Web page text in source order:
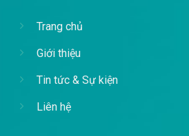
Trang chủ
Giới thiệu
Tin tức & Sự kiện
Liên hệ